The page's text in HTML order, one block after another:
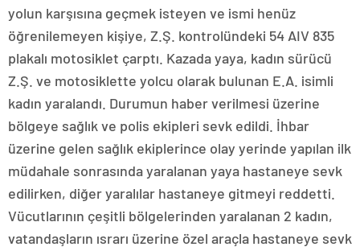
yolun karşısına geçmek isteyen ve ismi henüz
öğrenilemeyen kişiye, Z.Ş. kontrolündeki 54 AIV 835
plakalı motosiklet çarptı. Kazada yaya, kadın sürücü
Z.Ş. ve motosiklette yolcu olarak bulunan E.A. isimli
kadın yaralandı. Durumun haber verilmesi üzerine
bölgeye sağlık ve polis ekipleri sevk edildi. İhbar
üzerine gelen sağlık ekiplerince olay yerinde yapılan ilk
müdahale sonrasında yaralanan yaya hastaneye sevk
edilirken, diğer yaralılar hastaneye gitmeyi reddetti.
Vücutlarının çeşitli bölgelerinden yaralanan 2 kadın,
vatandaşların ısrarı üzerine özel araçla hastaneye sevk